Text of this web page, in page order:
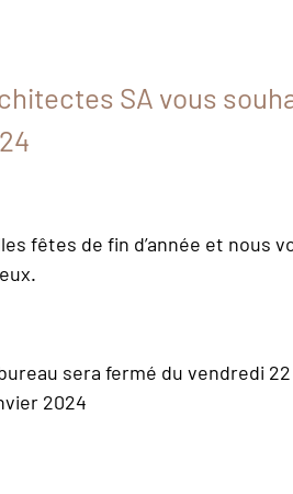
SA vous
fêtes de fin d’année et nous
sera fermé du vendredi 22
2024